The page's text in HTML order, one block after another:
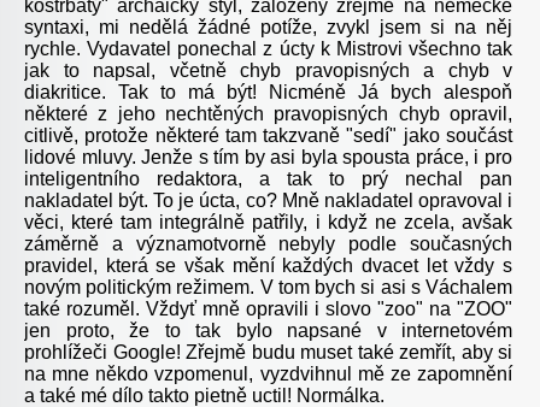
kostrbatý" archaický styl, založený zřejmě na německé
syntaxi, mi nedělá žádné potíže, zvykl jsem si na něj
rychle. Vydavatel ponechal z úcty k Mistrovi všechno tak
jak to napsal, včetně chyb pravopisných a chyb v
diakritice. Tak to má být! Nicméně Já bych alespoň
některé z jeho nechtěných pravopisných chyb opravil,
citlivě, protože některé tam takzvaně "sedí" jako součást
lidové mluvy. Jenže s tím by asi byla spousta práce, i pro
inteligentního redaktora, a tak to prý nechal pan
nakladatel být. To je úcta, co? Mně nakladatel opravoval i
věci, které tam integrálně patřily, i když ne zcela, avšak
záměrně a významotvorně nebyly podle současných
pravidel, která se však mění každých dvacet let vždy s
novým politickým režimem. V tom bych si asi s Váchalem
také rozuměl. Vždyť mně opravili i slovo "zoo" na "ZOO"
jen proto, že to tak bylo napsané v internetovém
prohlížeči Google! Zřejmě budu muset také zemřít, aby si
na mne někdo vzpomenul, vyzdvihnul mě ze zapomnění
a také mé dílo takto pietně uctil! Normálka.